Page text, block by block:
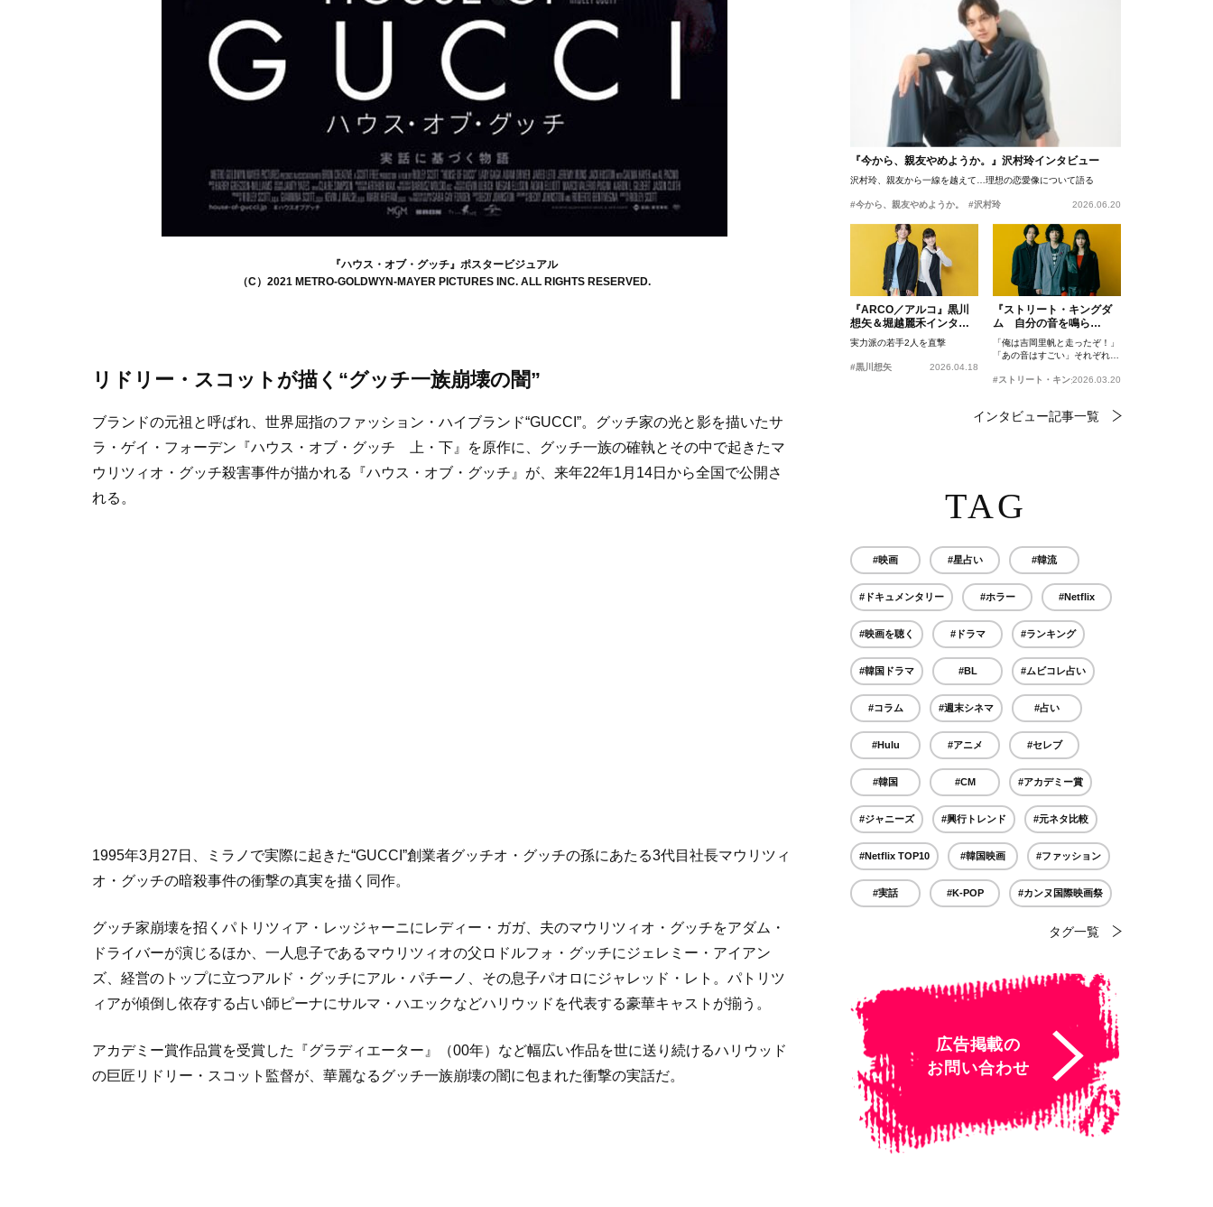
『ハウス・オブ・グッチ』ポスタービジュアル
（C）2021 METRO-GOLDWYN-MAYER PICTURES INC. ALL RIGHTS RESERVED.
リドリー・スコットが描く“グッチ一族崩壊の闇”
ブランドの元祖と呼ばれ、世界屈指のファッション・ハイブランド“GUCCI”。グッチ家の光と影を描いたサ
ラ・ゲイ・フォーデン『ハウス・オブ・グッチ 上・下』を原作に、グッチ一族の確執とその中で起きたマ
ウリツィオ・グッチ殺害事件が描かれる『ハウス・オブ・グッチ』が、来年22年1月14日から全国で公開さ
れる。
1995年3月27日、ミラノで実際に起きた“GUCCI”創業者グッチオ・グッチの孫にあたる3代目社長マウリツィ
オ・グッチの暗殺事件の衝撃の真実を描く同作。
グッチ家崩壊を招くパトリツィア・レッジャーニにレディー・ガガ、夫のマウリツィオ・グッチをアダム・
ドライバーが演じるほか、一人息子であるマウリツィオの父ロドルフォ・グッチにジェレミー・アイアン
ズ、経営のトップに立つアルド・グッチにアル・パチーノ、その息子パオロにジャレッド・レト。パトリツ
ィアが傾倒し依存する占い師ピーナにサルマ・ハエックなどハリウッドを代表する豪華キャストが揃う。
アカデミー賞作品賞を受賞した『グラディエーター』（00年）など幅広い作品を世に送り続けるハリウッド
の巨匠リドリー・スコット監督が、華麗なるグッチ一族崩壊の闇に包まれた衝撃の実話だ。
『今から、親友やめようか。』沢村玲インタビュー
沢村玲、親友から一線を越えて…理想の恋愛像について語る
#今から、親友やめようか。 #沢村玲 2026.06.20
『ARCO／アルコ』黒川
想矢＆堀越麗禾インタビ
ュー
実力派の若手2人を直撃
#黒川想矢 2026.04.18
『ストリート・キングダ
ム 自分の音を鳴ら
せ。』峯田和伸、若葉竜
也、吉岡里帆インタビュ
ー
「俺は吉岡里帆と走ったぞ！」
「あの音はすごい」それぞれの
#ストリート・キングダム 自分の音を鳴らせ。
2026.03.20
インタビュー記事一覧
TAG
#映画 #星占い #韓流
#ドキュメンタリー #ホラー #Netflix
#映画を聴く #ドラマ #ランキング
#韓国ドラマ #BL #ムビコレ占い
#コラム #週末シネマ #占い
#Hulu #アニメ #セレブ
#韓国 #CM #アカデミー賞
#ジャニーズ #興行トレンド #元ネタ比較
#Netflix TOP10 #韓国映画 #ファッション
#実話 #K-POP #カンヌ国際映画祭
タグ一覧
広告掲載の
お問い合わせ